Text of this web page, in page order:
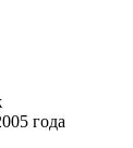
года